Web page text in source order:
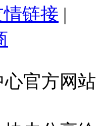
链接 |
官方网站